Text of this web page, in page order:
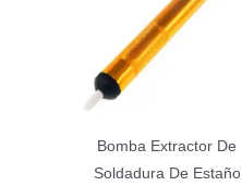
Bomba Extractor De
Soldadura De Estaño